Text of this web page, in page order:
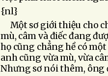
{nl}
Một sơ giới thiệu cho
mù, câm và điếc đang
họ cũng chẳng hề có
anh cũng vừa mù, vừa
Nhưng sơ nói thêm, ông